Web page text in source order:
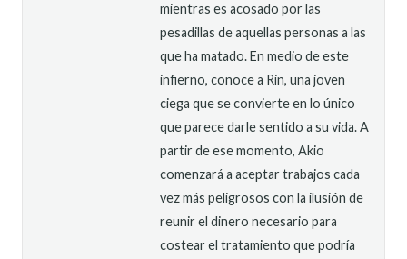
mientras es acosado por las
pesadillas de aquellas personas a las
que ha matado. En medio de este
infierno, conoce a Rin, una joven
ciega que se convierte en lo único
que parece darle sentido a su vida. A
partir de ese momento, Akio
comenzará a aceptar trabajos cada
vez más peligrosos con la ilusión de
reunir el dinero necesario para
costear el tratamiento que podría